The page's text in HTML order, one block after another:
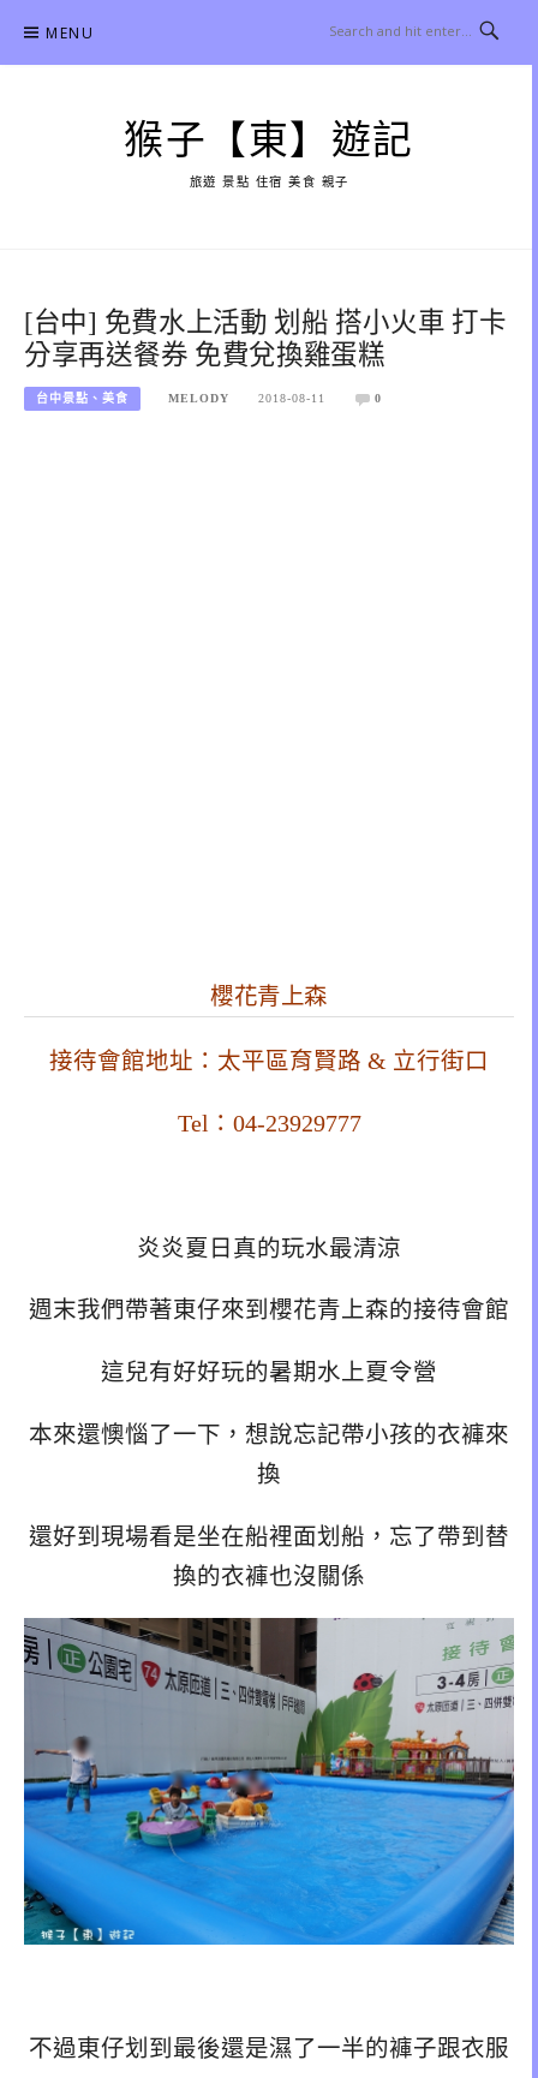
content
MENU
猴子【東】遊記
旅遊 景點 住宿 美食 親子
[台中] 免費水上活動 划船 搭小火車 打卡
分享再送餐券 免費兌換雞蛋糕
台中景點、美食 MELODY 2018-08-11 0
櫻花青上森
接待會館地址：太平區育賢路 & 立行街口
Tel：04-23929777
炎炎夏日真的玩水最清涼
週末我們帶著東仔來到櫻花青上森的接待會館
這兒有好好玩的暑期水上夏令營
本來還懊惱了一下，想說忘記帶小孩的衣褲來
換
還好到現場看是坐在船裡面划船，忘了帶到替
換的衣褲也沒關係
不過東仔划到最後還是濕了一半的褲子跟衣服